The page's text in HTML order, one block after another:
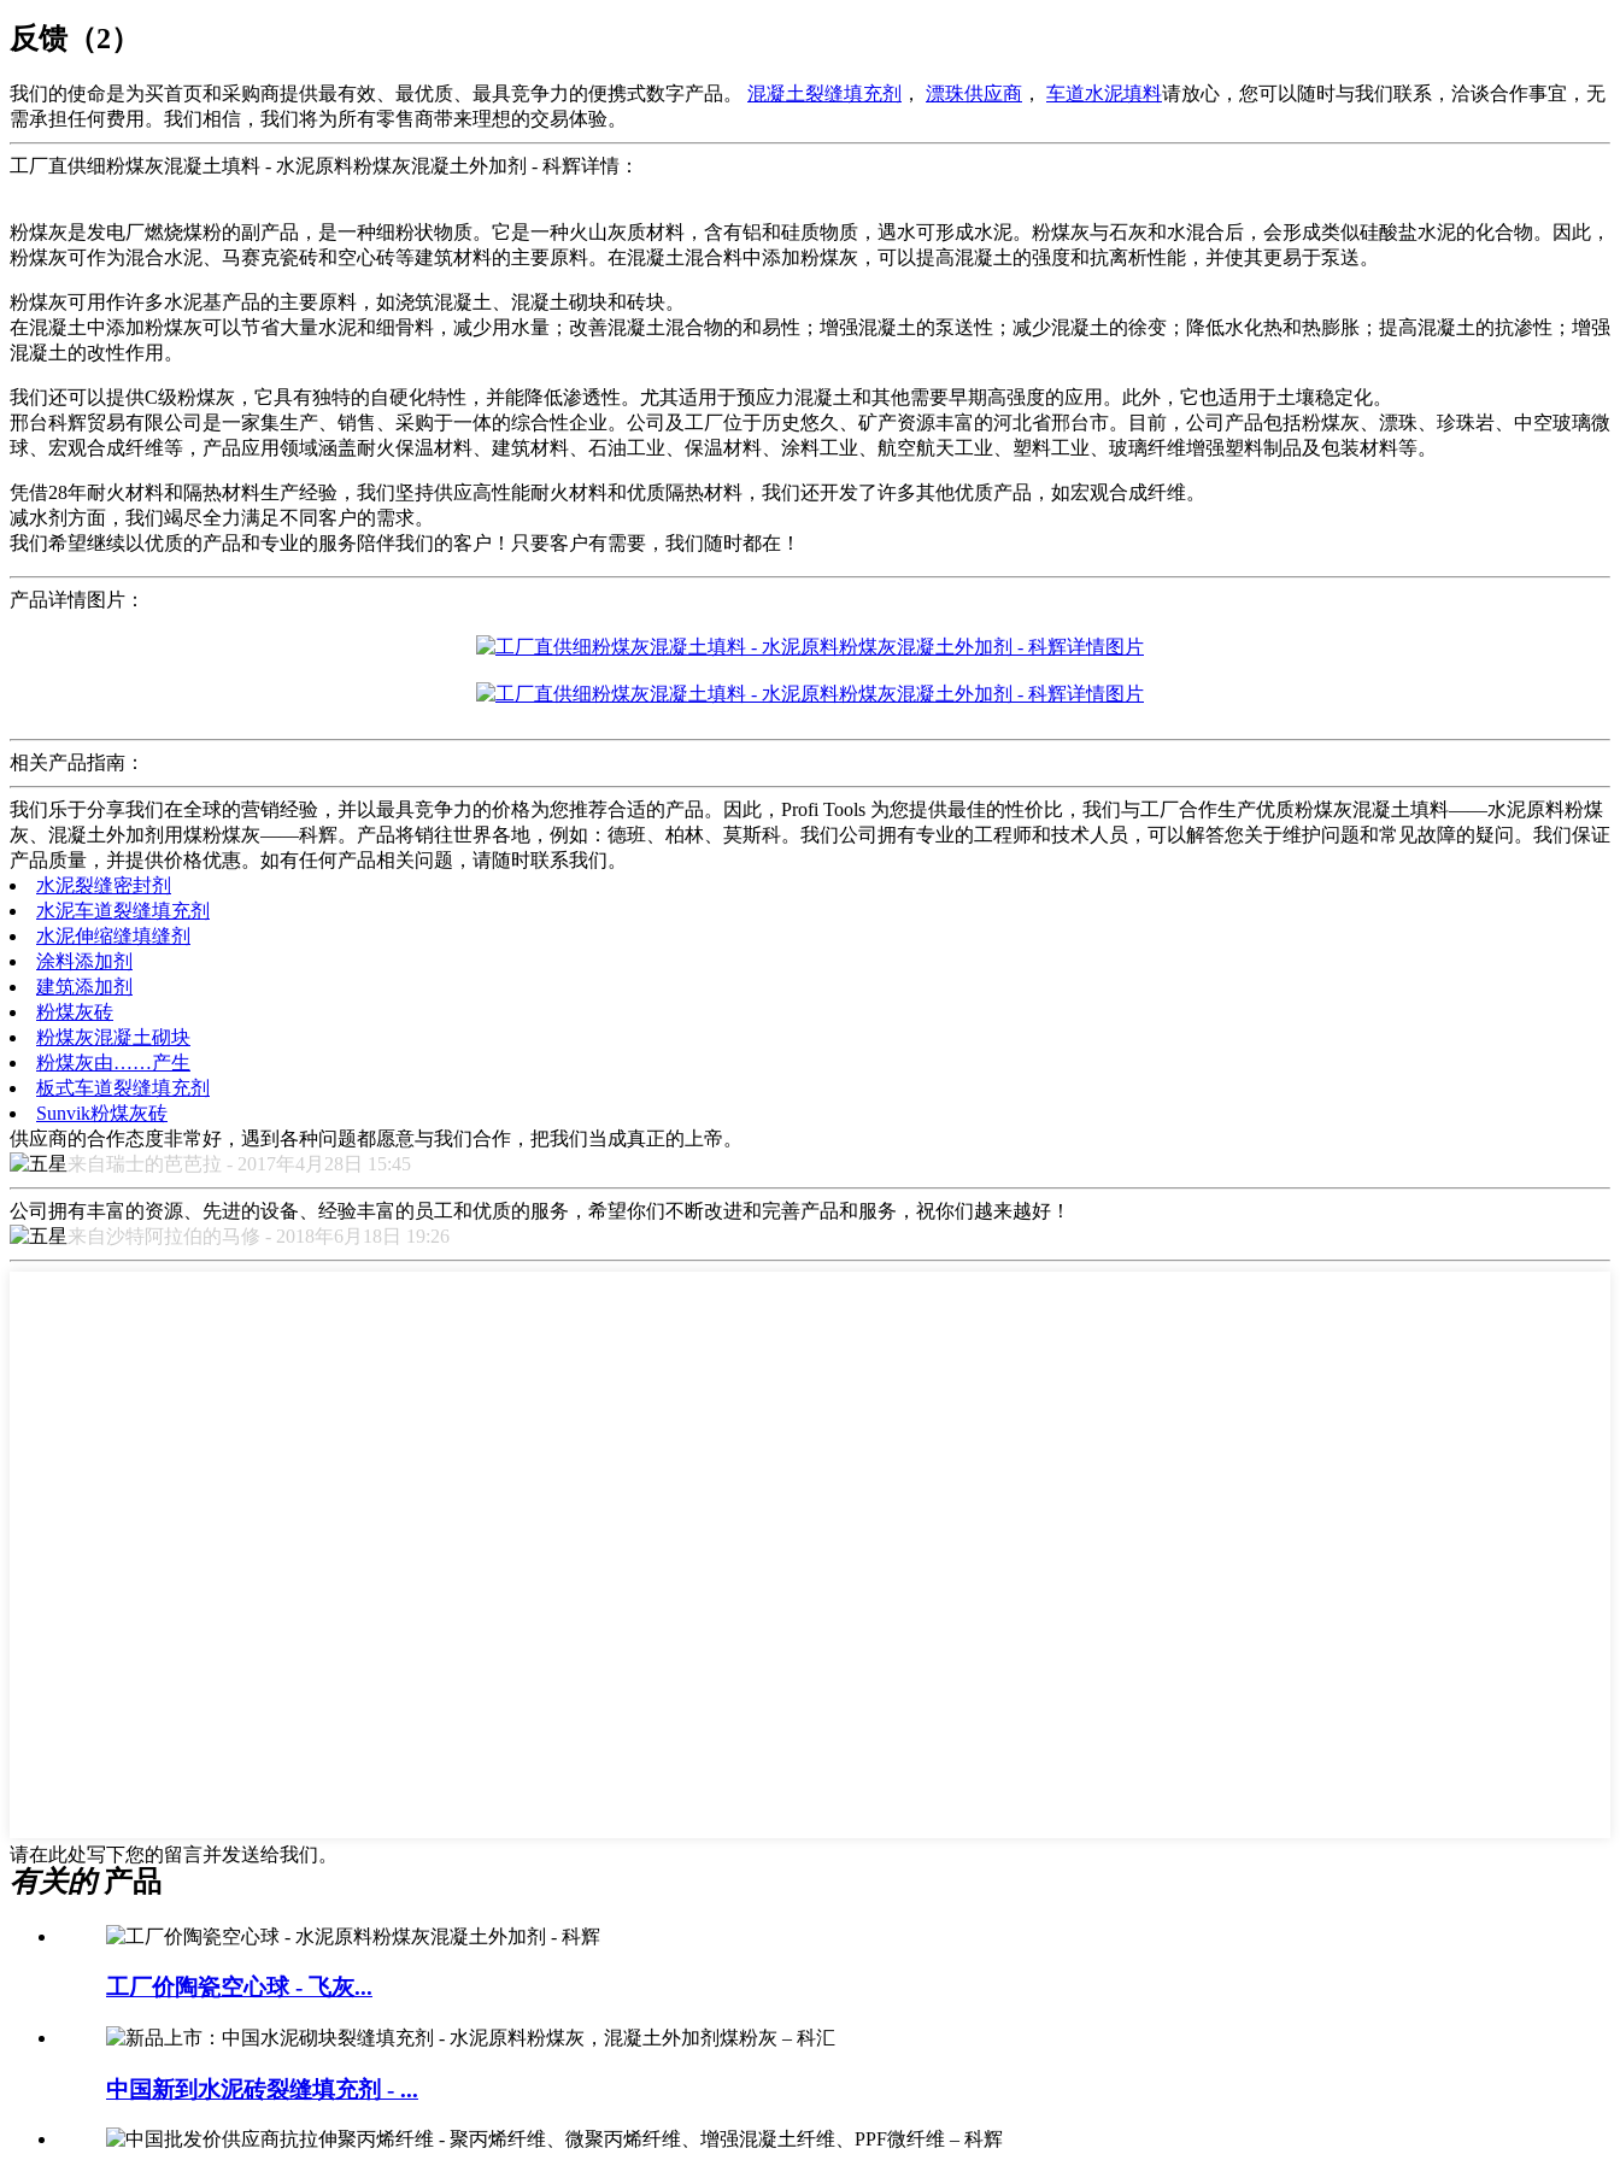
反馈（2）
我们的使命是为买首页和采购商提供最有效、最优质、最具竞争力的便携式数字产品。 混凝土裂缝填充剂 ， 漂珠供应商 ， 车道水泥填料请放心，您可以随时与我们联系，洽谈合作事宜，无
需承担任何费用。我们相信，我们将为所有零售商带来理想的交易体验。
工厂直供细粉煤灰混凝土填料 - 水泥原料粉煤灰混凝土外加剂 - 科辉详情：
粉煤灰是发电厂燃烧煤粉的副产品，是一种细粉状物质。它是一种火山灰质材料，含有铝和硅质物质，遇水可形成水泥。粉煤灰与石灰和水混合后，会形成类似硅酸盐水泥的化合物。因此，
粉煤灰可作为混合水泥、马赛克瓷砖和空心砖等建筑材料的主要原料。在混凝土混合料中添加粉煤灰，可以提高混凝土的强度和抗离析性能，并使其更易于泵送。
粉煤灰可用作许多水泥基产品的主要原料，如浇筑混凝土、混凝土砌块和砖块。
在混凝土中添加粉煤灰可以节省大量水泥和细骨料，减少用水量；改善混凝土混合物的和易性；增强混凝土的泵送性；减少混凝土的徐变；降低水化热和热膨胀；提高混凝土的抗渗性；增强
混凝土的改性作用。
我们还可以提供C级粉煤灰，它具有独特的自硬化特性，并能降低渗透性。尤其适用于预应力混凝土和其他需要早期高强度的应用。此外，它也适用于土壤稳定化。
邢台科辉贸易有限公司是一家集生产、销售、采购于一体的综合性企业。公司及工厂位于历史悠久、矿产资源丰富的河北省邢台市。目前，公司产品包括粉煤灰、漂珠、珍珠岩、中空玻璃微
球、宏观合成纤维等，产品应用领域涵盖耐火保温材料、建筑材料、石油工业、保温材料、涂料工业、航空航天工业、塑料工业、玻璃纤维增​​强塑料制品及包装材料等。
凭借28年耐火材料和隔热材料生产经验，我们坚持供应高性能耐火材料和优质隔热材料，我们还开发了许多其他优质产品，如宏观合成纤维。
减水剂方面，我们竭尽全力满足不同客户的需求。
我们希望继续以优质的产品和专业的服务陪伴我们的客户！只要客户有需要，我们随时都在！
产品详情图片：
相关产品指南：
我们乐于分享我们在全球的营销经验，并以最具竞争力的价格为您推荐合适的产品。因此，Profi Tools 为您提供最佳的性价比，我们与工厂合作生产优质粉煤灰混凝土填料——水泥原料粉煤
灰、混凝土外加剂用煤粉煤灰——科辉。产品将销往世界各地，例如：德班、柏林、莫斯科。我们公司拥有专业的工程师和技术人员，可以解答您关于维护问题和常见故障的疑问。我们保证
产品质量，并提供价格优惠。如有任何产品相关问题，请随时联系我们。
水泥裂缝密封剂
水泥车道裂缝填充剂
水泥伸缩缝填缝剂
涂料添加剂
建筑添加剂
粉煤灰砖
粉煤灰混凝土砌块
粉煤灰由……产生
板式车道裂缝填充剂
Sunvik粉煤灰砖
供应商的合作态度非常好，遇到各种问题都愿意与我们合作，把我们当成真正的上帝。
来自瑞士的芭芭拉 - 2017年4月28日 15:45
公司拥有丰富的资源、先进的设备、经验丰富的员工和优质的服务，希望你们不断改进和完善产品和服务，祝你们越来越好！
来自沙特阿拉伯的马修 - 2018年6月18日 19:26
请在此处写下您的留言并发送给我们。
有关的产品
工厂价陶瓷空心球 - 飞灰...
中国新到水泥砖裂缝填充剂 - ...